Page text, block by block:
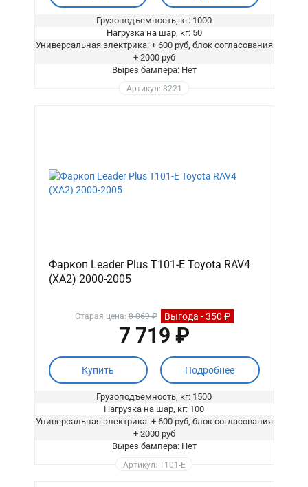
Грузоподъемность, кг: 1000
Нагрузка на шар, кг: 50
Универсальная электрика: + 600 руб, блок согласования
+ 2000 руб
Вырез бампера: Нет
Артикул: 8221
Фаркоп Leader Plus T101-E Toyota RAV4
(XA2) 2000-2005
Старая цена:8 069 ₽ Выгода - 350 ₽
7 719 ₽
Купить Подробнее
Грузоподъемность, кг: 1500
Нагрузка на шар, кг: 100
Универсальная электрика: + 600 руб, блок согласования
+ 2000 руб
Вырез бампера: Нет
Артикул: T101-E